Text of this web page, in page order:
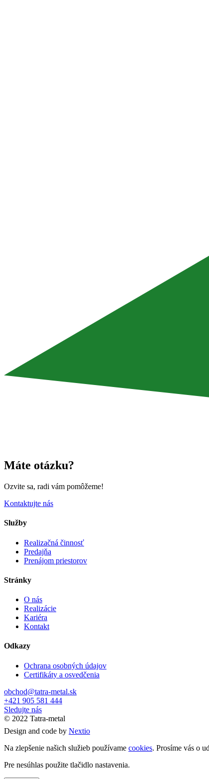
Máte otázku?
Ozvite sa, radi vám pomôžeme!
Kontaktujte nás
Služby
Realizačná činnosť
Predajňa
Prenájom priestorov
Stránky
O nás
Realizácie
Kariéra
Kontakt
Odkazy
Ochrana osobných údajov
Certifikáty a osvedčenia
obchod@tatra-metal.sk
+421 905 581 444
Sledujte nás
© 2022 Tatra-metal
Design and code by Nextio
Na zlepšenie našich služieb používame cookies. Prosíme vás o
Pre nesúhlas použite tlačidlo nastavenia.